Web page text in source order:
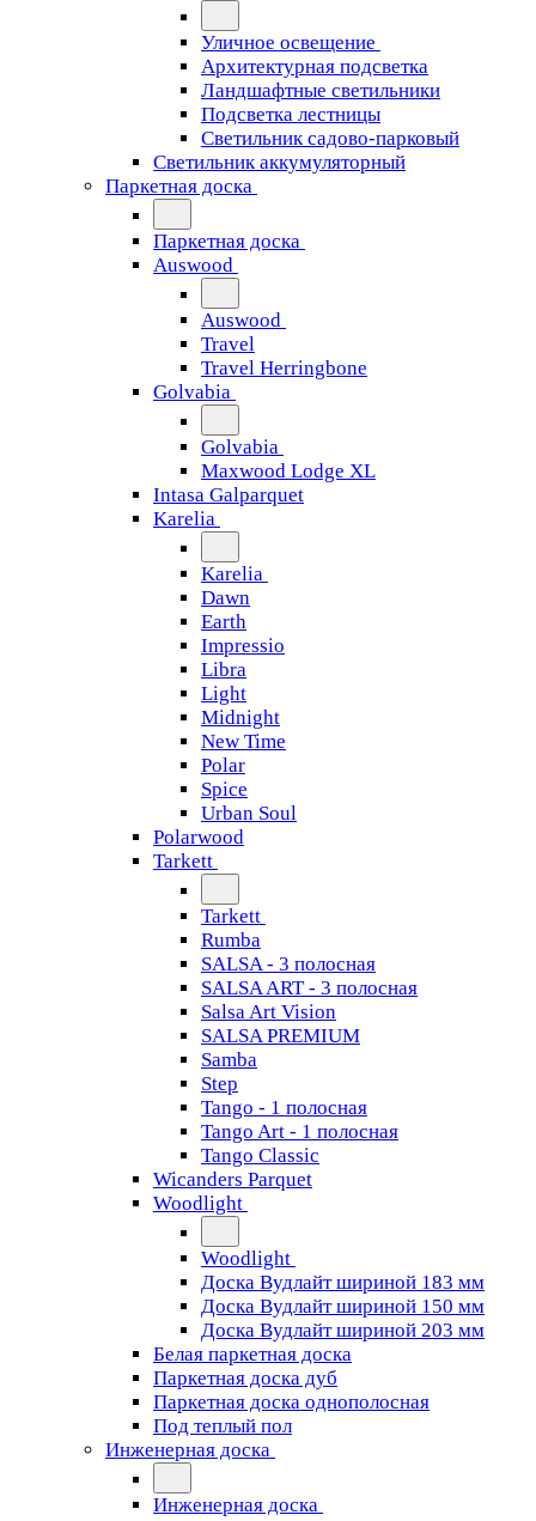
Уличное освещение
Архитектурная подсветка
Ландшафтные светильники
Подсветка лестницы
Светильник садово-парковый
Светильник аккумуляторный
Паркетная доска
Паркетная доска
Auswood
Auswood
Travel
Travel Herringbone
Golvabia
Golvabia
Maxwood Lodge XL
Intasa Galparquet
Karelia
Karelia
Dawn
Earth
Impressio
Libra
Light
Midnight
New Time
Polar
Spice
Urban Soul
Polarwood
Tarkett
Tarkett
Rumba
SALSA - 3 полосная
SALSA ART - 3 полосная
Salsa Art Vision
SALSA PREMIUM
Samba
Step
Tango - 1 полосная
Tango Art - 1 полосная
Tango Classiс
Wicanders Parquet
Woodlight
Woodlight
Доска Вудлайт шириной 183 мм
Доска Вудлайт шириной 150 мм
Доска Вудлайт шириной 203 мм
Белая паркетная доска
Паркетная доска дуб
Паркетная доска однополосная
Под теплый пол
Инженерная доска
Инженерная доска